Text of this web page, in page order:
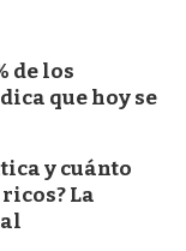
de los
que hoy se
y cuánto
La